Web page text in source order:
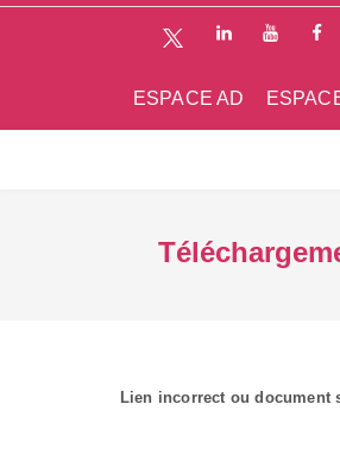
ESPACE AD
Lien incorrect ou document